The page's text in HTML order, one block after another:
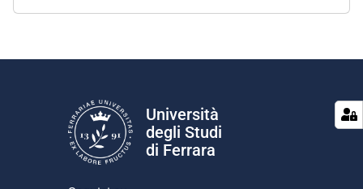
Università
degli Studi
di Ferrara